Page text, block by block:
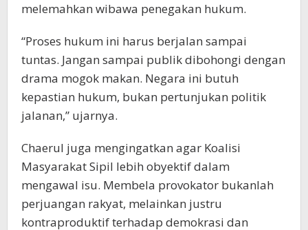
melemahkan wibawa penegakan hukum.
“Proses hukum ini harus berjalan sampai
tuntas. Jangan sampai publik dibohongi dengan
drama mogok makan. Negara ini butuh
kepastian hukum, bukan pertunjukan politik
jalanan,” ujarnya.
Chaerul juga mengingatkan agar Koalisi
Masyarakat Sipil lebih obyektif dalam
mengawal isu. Membela provokator bukanlah
perjuangan rakyat, melainkan justru
kontraproduktif terhadap demokrasi dan